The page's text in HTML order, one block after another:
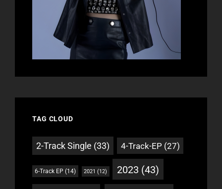
TAG CLOUD
2-Track Single (33) 4-Track-EP (27)
6-Track EP (14) 2021 (12) 2023 (43)